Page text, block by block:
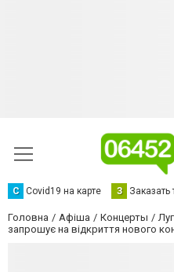
С Сovid19 на карте З Заказать
Головна Афіша Концерты
запрошує на відкриття нового